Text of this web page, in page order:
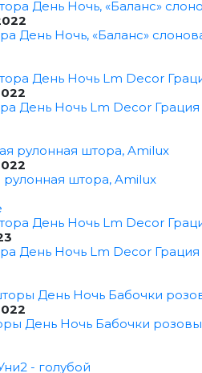
День Ночь, «Баланс»
День Ночь Lm Decor Грация
рулонная штора, Amilux
День Ночь Lm Decor Грация
День Ночь Бабочки